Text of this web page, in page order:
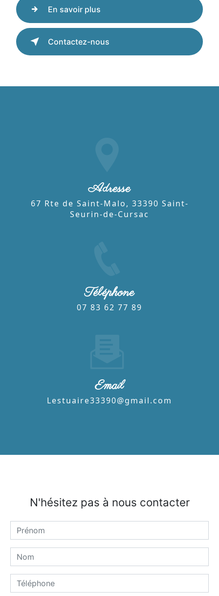
En savoir plus
Contactez-nous
Adresse
67 Rte de Saint-Malo, 33390 Saint-
Seurin-de-Cursac
Téléphone
07 83 62 77 89
Email
lestuaire33390@gmail.com
N'hésitez pas à nous contacter